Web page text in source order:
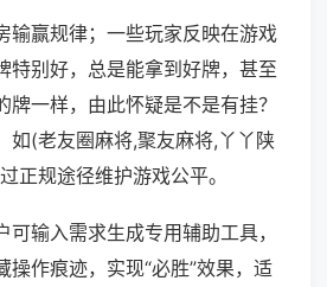
输赢规律；一些玩家反映在游戏
特别好，总是能拿到好牌，甚至
牌一样，由此怀疑是不是有挂？
如(老友圈麻将,聚友麻将,丫丫陕
正规途径维护游戏公平。
可输入需求生成专用辅助工具，
操作痕迹，实现“必胜”效果，适